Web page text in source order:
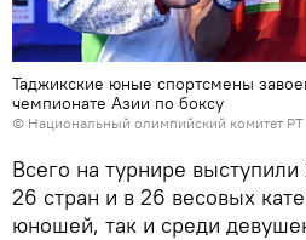
Таджикские юные спортсмены
чемпионате Азии по боксу
© Национальный олимпийский комитет РТ
Всего на турнире
26 стран и в 26 весовых
юношей, так и среди